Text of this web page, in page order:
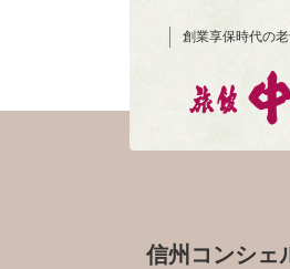
創業享保時代の
信州コンシェ